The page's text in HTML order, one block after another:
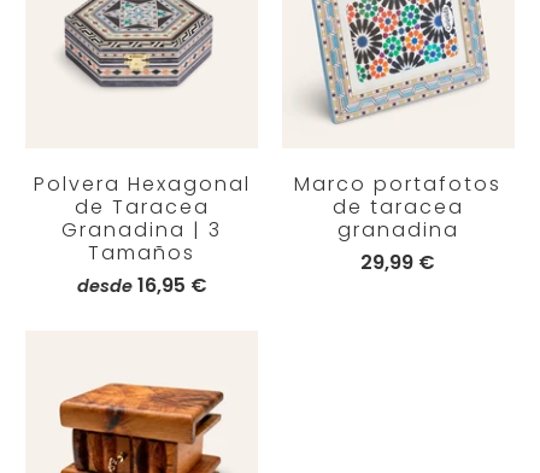
Polvera Hexagonal
de Taracea
Granadina | 3
Tamaños
desde 16,95 €
Marco portafotos
de taracea
granadina
29,99 €